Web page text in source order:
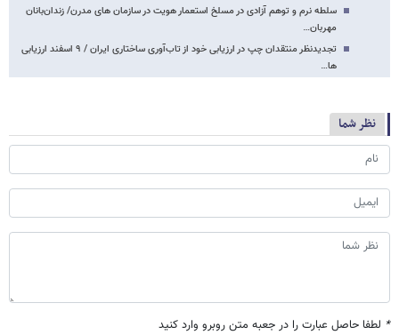
سلطه نرم و توهم آزادی در مسلخ استعمار هویت در سازمان های مدرن/ زندان‌بانان
مهربان…
تجدیدنظر منتقدان چپ‌ در ارزیابی خود از تاب‌آوری ساختاری ایران / ۹ اسفند ارزیابی
ها…
نظر شما
* لطفا حاصل عبارت را در جعبه متن روبرو وارد کنید